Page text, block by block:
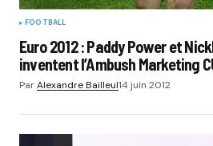
FOOTBALL
Euro 2012 : Paddy Power et
inventent l’Ambush Marketing
ParAlexandre Bailleul14 juin 2012